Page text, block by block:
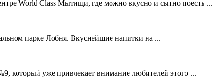
World Class Мытищи, где можно вкусно и сытно поесть ...
парке Лобня. Вкуснейшие напитки на ...
который уже привлекает внимание любителей этого ...